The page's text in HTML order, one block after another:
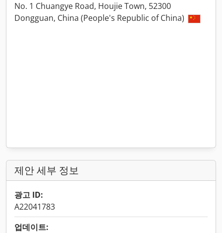
No. 1 Chuangye Road, Houjie Town, 52300
Dongguan, China (People's Republic of China)
제안 세부 정보
광고 ID:
A22041783
업데이트: